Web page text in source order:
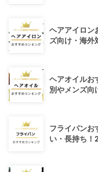
ヘアアイロン
ズ向け・海外
ヘアオイルお
別やメンズ向
フライパンお
い・長持ち！